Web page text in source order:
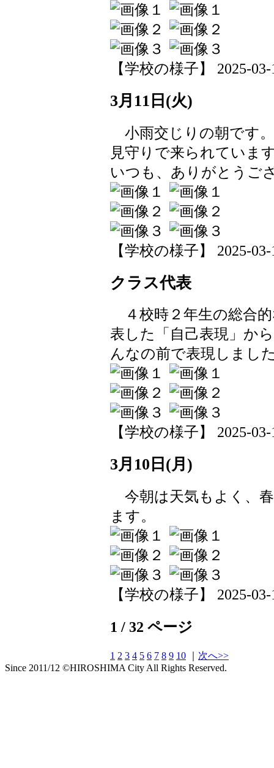
【学校の様子】 2025-
3月11日(火)
小雨交じりの朝です
見守りで来られていま
いつも、ありがとうご
【学校の様子】 2025-
クラス代表
４校時２年生の総合
表した「自己表現」か
んなの前で表現しまし
【学校の様子】 2025-
3月10日(月)
今朝は天気もよく、
ます。
【学校の様子】 2025-
1 / 32 ページ
1 2 3 4 5 6 7 8 9 10
次へ>>
Since 2011/12 ©HIROSHIMA City All Rights Reserved.